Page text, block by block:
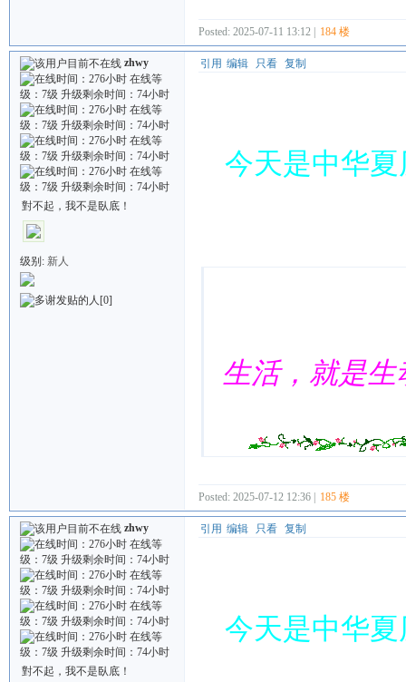
Posted: 2025-07-11 13:12 | 184 楼
zhwy
對不起，我不是臥底！
级别: 新人
[0]
引用 编辑 只看 复制
今天是中华
生活，就是
Posted: 2025-07-12 12:36 | 185 楼
zhwy
對不起，我不是臥底！
引用 编辑 只看 复制
今天是中华